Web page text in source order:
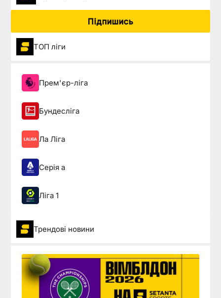
Підпишись
ТОП ліги
Прем'єр-ліга
Бундесліга
Ла Ліга
Серія а
Ліга 1
Трендові новини